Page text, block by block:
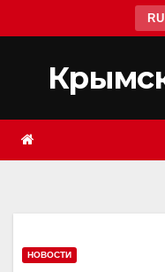
к
содержимому
RU
НОВОСТИ